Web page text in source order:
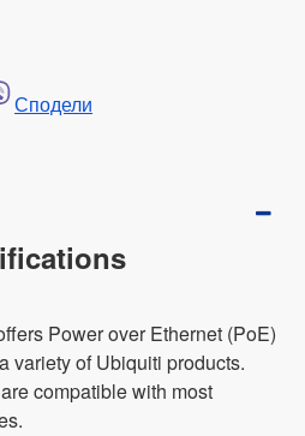
Сподели
Power over Ethernet (PoE)
variety of Ubiquiti products.
compatible with most